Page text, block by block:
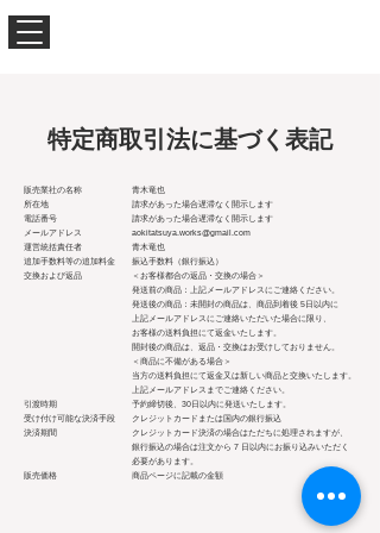
特定商取引法に基づく表記
販売業社の名称 青木竜也
所在地 請求があった場合遅滞なく開示します
電話番号 請求があった場合遅滞なく開示します
メールアドレス aokitatsuya.works@gmail.com
運営統括責任者 青木竜也
追加手数料等の追加料金 振込手数料（銀行振込）
交換および返品 ＜お客様都合の返品・交換の場合＞
発送前の商品：上記メールアドレスにご連絡ください。
発送後の商品：未開封の商品は、商品到着後 5日以内に
上記メールアドレ スにご連絡いただいた場合に限り、
お客様の送料負担にて返金いたします。
開封後の商品は、返品・交換はお受けしておりません。
＜商品に不備がある場合＞
当方の送料負担にて返金又は新しい商品と交換いたします。
上記メールアドレスまでご連絡ください。
引渡時期 予約締切後、30日以内に発送いたします。
受け付け可能な決済手段 クレジットカードまたは国内の銀行振込
決済期間 クレジットカード決済の場合はただちに処理されますが、
銀行振込の場合は注文から 7 日以内にお振り込みいただく
必要があります。
販売価格 商品ページに記載の金額